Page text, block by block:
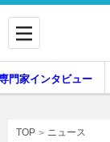
門家インタビュー
TOP ニュース